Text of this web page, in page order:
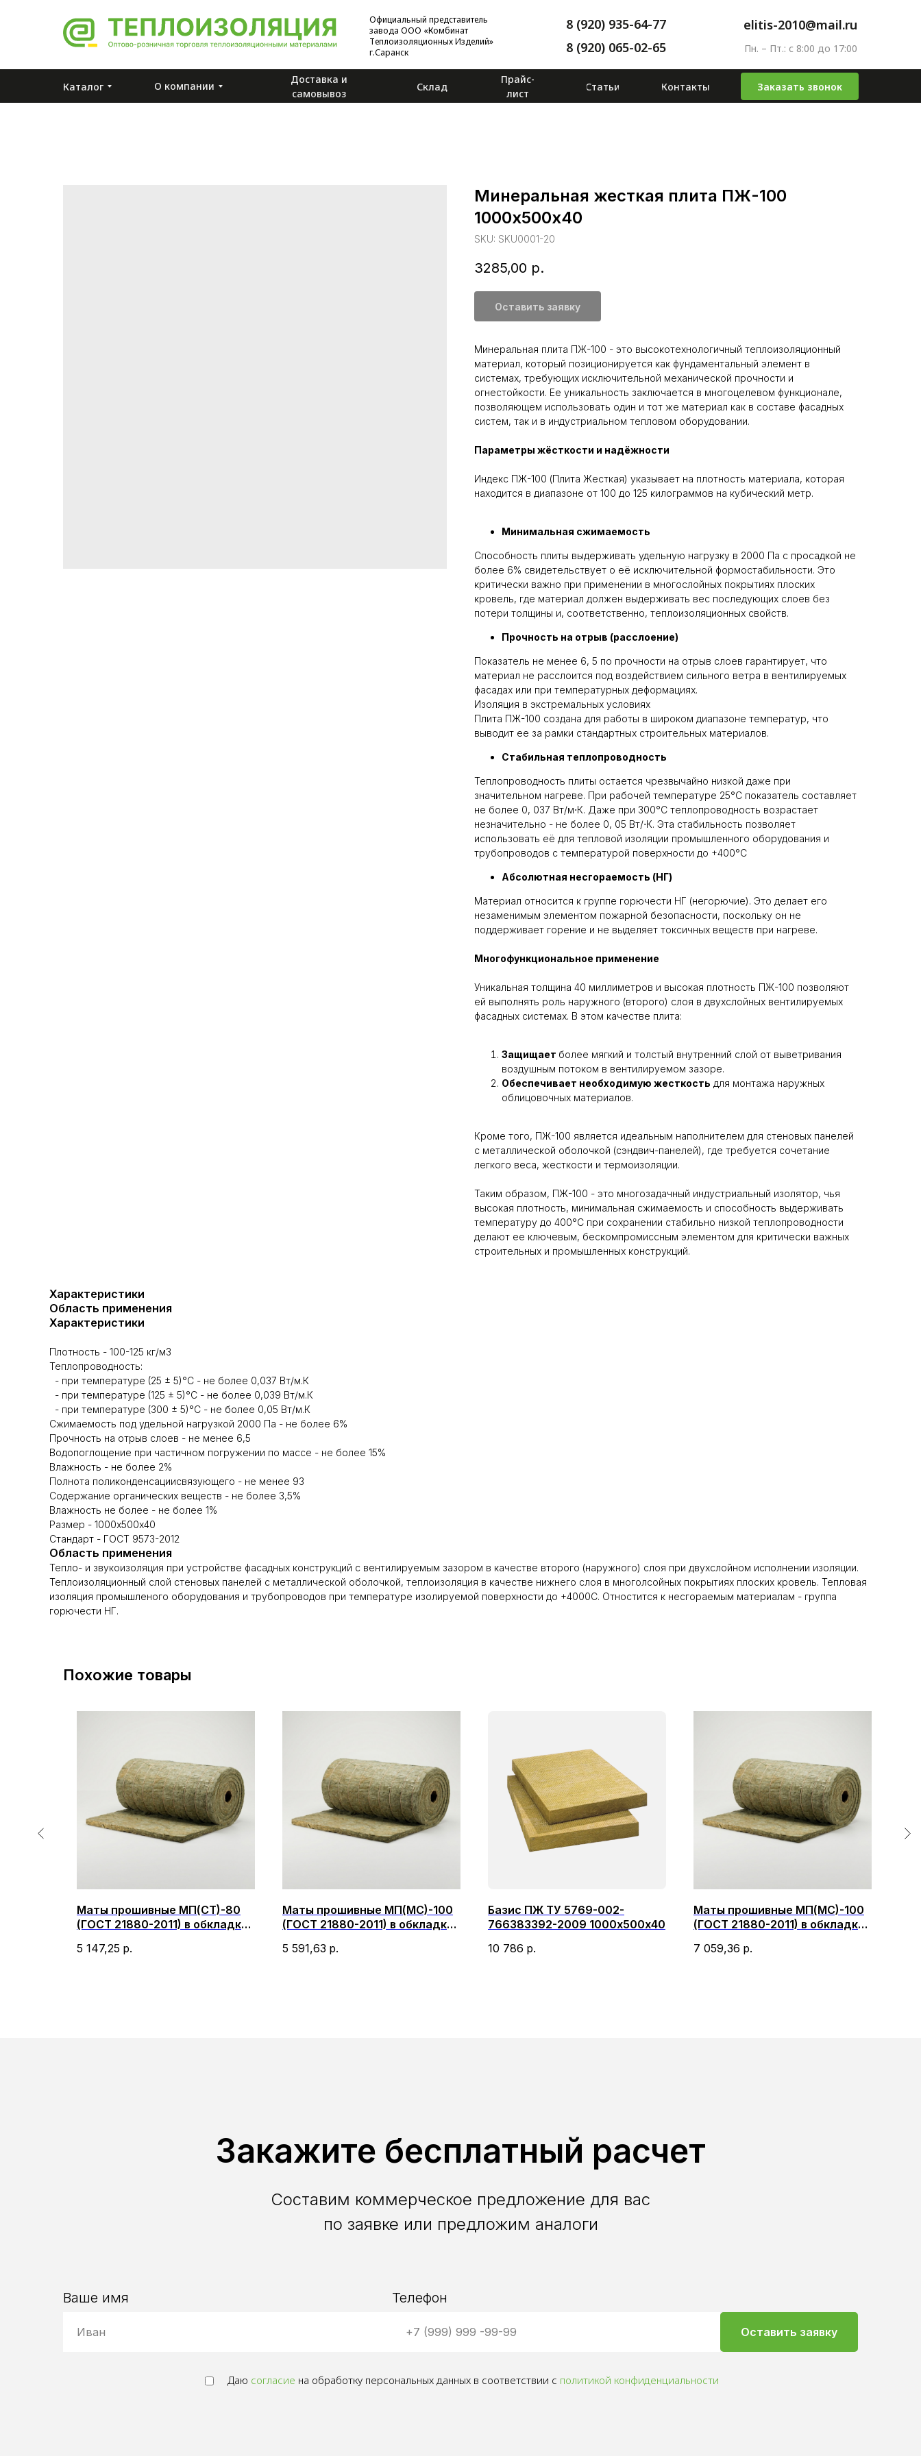
Официальный представитель
завода ООО «Комбинат
Теплоизоляционных Изделий»
г.Саранск
8 (920) 935-64-77
8 (920) 065-02-65
elitis-2010@mail.ru
Пн. – Пт.: с 8:00 до 17:00
Заказать звонок
О компании Контакты
Доставка и
самовывоз
Статьи
Каталог Склад
Прайс-
лист
Минеральная жесткая плита ПЖ-100
1000х500х40
SKU: SKU0001-20
3285,00 р.
Оставить заявку
Минеральная плита ПЖ-100 - это высокотехнологичный теплоизоляционный
материал, который позиционируется как фундаментальный элемент в
системах, требующих исключительной механической прочности и
огнестойкости. Ее уникальность заключается в многоцелевом функционале,
позволяющем использовать один и тот же материал как в составе фасадных
систем, так и в индустриальном тепловом оборудовании.
Параметры жёсткости и надёжности
Индекс ПЖ-100 (Плита Жесткая) указывает на плотность материала, которая
находится в диапазоне от 100 до 125 килограммов на кубический метр.
Минимальная сжимаемость
Способность плиты выдерживать удельную нагрузку в 2000 Па с просадкой не
более 6% свидетельствует о её исключительной формостабильности. Это
критически важно при применении в многослойных покрытиях плоских
кровель, где материал должен выдерживать вес последующих слоев без
потери толщины и, соответственно, теплоизоляционных свойств.
Прочность на отрыв (расслоение)
Показатель не менее 6, 5 по прочности на отрыв слоев гарантирует, что
материал не расслоится под воздействием сильного ветра в вентилируемых
фасадах или при температурных деформациях.
Изоляция в экстремальных условиях
Плита ПЖ-100 создана для работы в широком диапазоне температур, что
выводит ее за рамки стандартных строительных материалов.
Стабильная теплопроводность
Теплопроводность плиты остается чрезвычайно низкой даже при
значительном нагреве. При рабочей температуре 25°С показатель составляет
не более 0, 037 Вт/м⋅К. Даже при 300°С теплопроводность возрастает
незначительно - не более 0, 05 Вт/⋅К. Эта стабильность позволяет
использовать её для тепловой изоляции промышленного оборудования и
трубопроводов с температурой поверхности до +400°С
Абсолютная несгораемость (НГ)
Материал относится к группе горючести НГ (негорючие). Это делает его
незаменимым элементом пожарной безопасности, поскольку он не
поддерживает горение и не выделяет токсичных веществ при нагреве.
Многофункциональное применение
Уникальная толщина 40 миллиметров и высокая плотность ПЖ-100 позволяют
ей выполнять роль наружного (второго) слоя в двухслойных вентилируемых
фасадных системах. В этом качестве плита:
Защищает более мягкий и толстый внутренний слой от выветривания
воздушным потоком в вентилируемом зазоре.
Обеспечивает необходимую жесткость для монтажа наружных
облицовочных материалов.
Кроме того, ПЖ-100 является идеальным наполнителем для стеновых панелей
с металлической оболочкой (сэндвич-панелей), где требуется сочетание
легкого веса, жесткости и термоизоляции.
Таким образом, ПЖ-100 - это многозадачный индустриальный изолятор, чья
высокая плотность, минимальная сжимаемость и способность выдерживать
температуру до 400°С при сохранении стабильно низкой теплопроводности
делают ее ключевым, бескомпромиссным элементом для критически важных
строительных и промышленных конструкций.
Характеристики
Область применения
Характеристики
Плотность - 100-125 кг/м3
Теплопроводность:
- при температуре (25 ± 5)°C - не более 0,037 Вт/м.К
- при температуре (125 ± 5)°C - не более 0,039 Вт/м.К
- при температуре (300 ± 5)°C - не более 0,05 Вт/м.К
Сжимаемость под удельной нагрузкой 2000 Па - не более 6%
Прочность на отрыв слоев - не менее 6,5
Водопоглощение при частичном погружении по массе - не более 15%
Влажность - не более 2%
Полнота поликонденсациисвязующего - не менее 93
Содержание органических веществ - не более 3,5%
Влажность не более - не более 1%
Размер - 1000х500х40
Стандарт - ГОСТ 9573-2012
Область применения
Тепло- и звукоизоляция при устройстве фасадных конструкций с вентилируемым зазором в качестве второго (наружного) слоя при двухслойном исполнении изоляции.
Теплоизоляционный слой стеновых панелей с металлической оболочкой, теплоизоляция в качестве нижнего слоя в многолсойных покрытиях плоских кровель. Тепловая
изоляция промышленого оборудования и трубопроводов при температуре изолируемой поверхности до +4000С. Отностится к несгораемым материалам - группа
горючести НГ.
Похожие товары
Маты прошивные МП(СТ)-80
(ГОСТ 21880-2011) в обкладке
50
5 147,25 р.
Маты прошивные МП(МС)-100
(ГОСТ 21880-2011) в обкладке
2000х1000х60-120
5 591,63 р.
Базис ПЖ ТУ 5769-002-
766383392-2009 1000х500х40
10 786 р.
Маты прошивные МП(МС)-100
(ГОСТ 21880-2011) в обкладке
сторон 2000х1000х40-50
7 059,36 р.
Закажите бесплатный расчет
Составим коммерческое предложение для вас
по заявке или предложим аналоги
Ваше имя Телефон
Оставить заявку
Даю согласие на обработку персональных данных в соответствии с политикой конфиденциальности